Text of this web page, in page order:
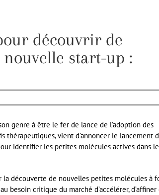
découvrir de
start-up :
genre à être le fer de lance de l’adoption des
thérapeutiques, vient d’annoncer le lancement
identifier les petites molécules actives dans le
la découverte de nouvelles petites molécules à
besoin critique du marché d’accélérer, d’affiner